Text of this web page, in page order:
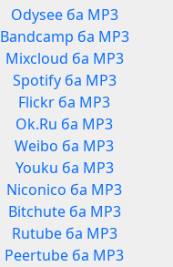
Odysee ба MP3
Bandcamp ба MP3
Mixcloud ба MP3
Spotify ба MP3
Flickr ба MP3
Ok.Ru ба MP3
Weibo ба MP3
Youku ба MP3
Niconico ба MP3
Bitchute ба MP3
Rutube ба MP3
Peertube ба MP3